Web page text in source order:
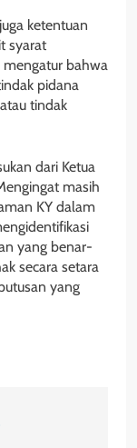
ketentuan
syarat
mengatur bahwa
pidana
tindak
dari Ketua
masih
KY dalam
yang benar-
secara setara
yang